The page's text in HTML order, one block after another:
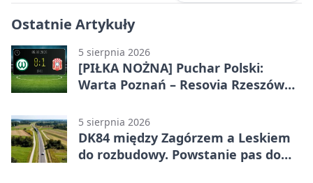
Ostatnie Artykuły
5 sierpnia 2026
[PIŁKA NOŻNA] Puchar Polski:
Warta Poznań – Resovia Rzeszów
pierwszoligowca
5 sierpnia 2026
DK84 między Zagórzem a Leskiem
do rozbudowy. Powstanie pas do